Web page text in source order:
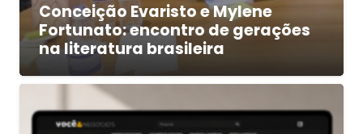
Conceição Evaristo e Mylene
Fortunato: encontro de gerações
na literatura brasileira